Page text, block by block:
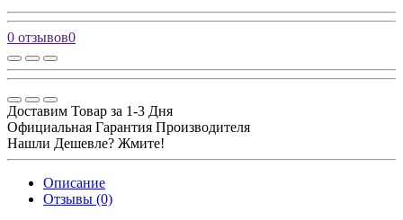
0 отзывов0
Доставим Товар за 1-3 Дня
Официальная Гарантия Производителя
Нашли Дешевле? Жмите!
Описание
Отзывы (0)